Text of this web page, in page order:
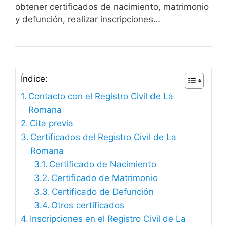
obtener certificados de nacimiento, matrimonio
y defunción, realizar inscripciones…
Índice:
Contacto con el Registro Civil de La
Romana
Cita previa
Certificados del Registro Civil de La
Romana
Certificado de Nacimiento
Certificado de Matrimonio
Certificado de Defunción
Otros certificados
Inscripciones en el Registro Civil de La